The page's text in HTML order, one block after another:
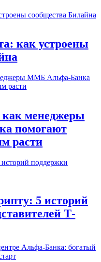
как устроены
менеджеры
помогают
расти
5 историй
Т-